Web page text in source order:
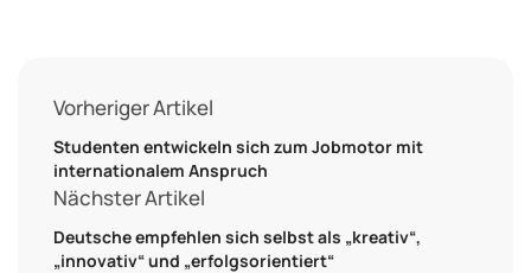
Vorheriger Artikel
Studenten entwickeln sich zum Jobmotor mit
internationalem Anspruch
Nächster Artikel
Deutsche empfehlen sich selbst als „kreativ“,
„innovativ“ und „erfolgsorientiert“